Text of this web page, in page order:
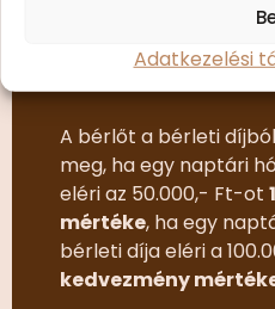
Adatkezelési
A bérlőt a bérleti
meg, ha egy naptári
eléri az 50.000,- Ft-ot
mértéke, ha egy
bérleti díja eléri a
kedvezmény